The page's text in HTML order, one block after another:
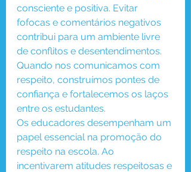
consciente e positiva. Evitar
fofocas e comentários negativos
contribui para um ambiente livre
de conflitos e desentendimentos.
Quando nos comunicamos com
respeito, construímos pontes de
confiança e fortalecemos os laços
entre os estudantes.
Os educadores desempenham um
papel essencial na promoção do
respeito na escola. Ao
incentivarem atitudes respeitosas e